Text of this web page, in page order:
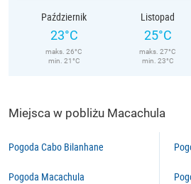
Październik
23°C
maks. 26°C
min. 21°C
Listopad
25°C
maks. 27°C
min. 23°C
Miejsca w pobliżu Macachula
Pogoda Cabo Bilanhane
Pogoda Macachula